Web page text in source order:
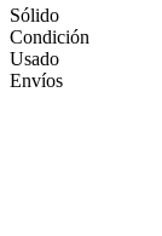
Sólido
Condición
Usado
Envíos